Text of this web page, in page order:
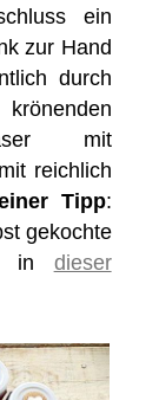
ein
zur Hand
durch
mit
reichlich
Tipp:
gekochte
in dieser